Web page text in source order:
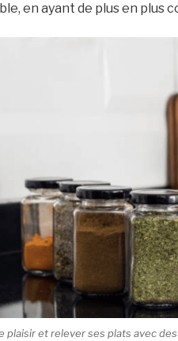
en ayant de plus en plus
plaisir et relever ses plats avec